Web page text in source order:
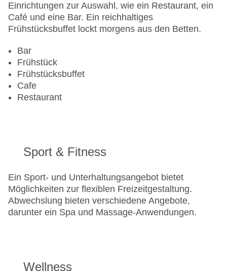
Einrichtungen zur Auswahl, wie ein Restaurant, ein
Café und eine Bar. Ein reichhaltiges
Frühstücksbuffet lockt morgens aus den Betten.
Bar
Frühstück
Frühstücksbuffet
Cafe
Restaurant
Sport & Fitness
Ein Sport- und Unterhaltungsangebot bietet
Möglichkeiten zur flexiblen Freizeitgestaltung.
Abwechslung bieten verschiedene Angebote,
darunter ein Spa und Massage-Anwendungen.
Wellness